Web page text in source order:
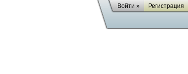
Войти » Регистрация